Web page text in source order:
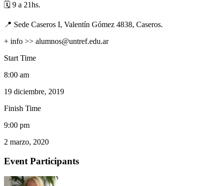
🗓 9 a 21hs.
📍 Sede Caseros I, Valentín Gómez 4838, Caseros.
+ info >> alumnos@untref.edu.ar
Start Time
8:00 am
19 diciembre, 2019
Finish Time
9:00 pm
2 marzo, 2020
Event Participants